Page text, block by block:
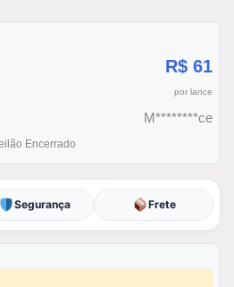
R$ 61
por lance
M********ce
Encerrado
Segurança Frete